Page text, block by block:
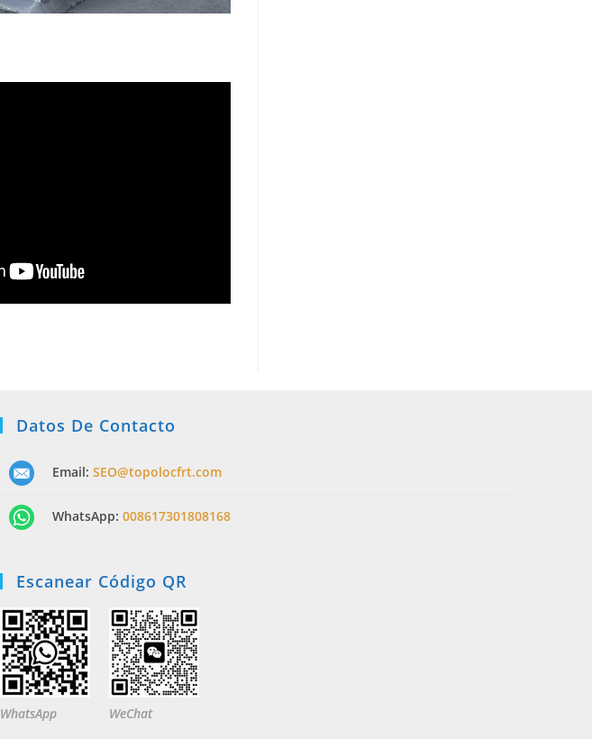
Datos De Contacto
Email: SEO@topolocfrt.com
WhatsApp: 008617301808168
Escanear Código QR
WhatsApp WeChat